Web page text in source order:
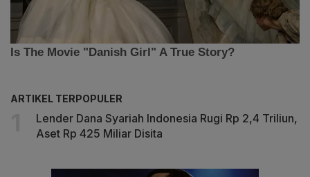
ARTIKEL TERPOPULER
Lender Dana Syariah Indonesia Rugi Rp 2,4 Triliun,
Aset Rp 425 Miliar Disita